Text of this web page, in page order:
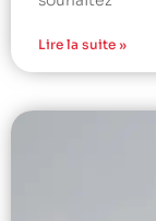
Lire la suite »